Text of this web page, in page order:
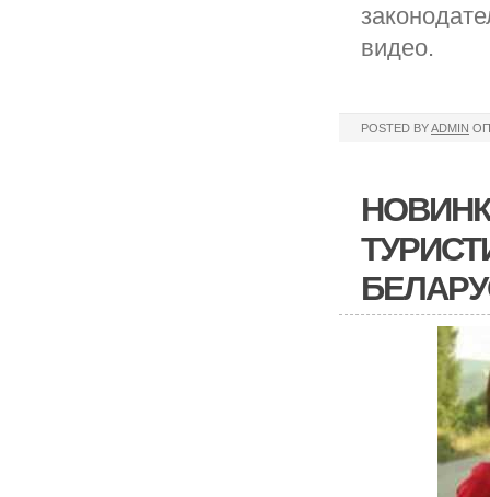
видео.
POSTED BYADMIN